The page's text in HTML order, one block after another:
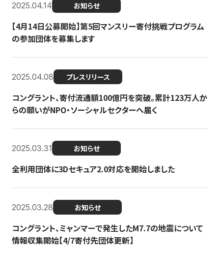
2025.04.14 お知らせ
【4月14日公募開始】第5回マンスリー寄付挑戦プログラム
の参加団体を募集します
2025.04.08 プレスリリース
コングラント、寄付流通額100億円を突破。累計123万人か
らの願いがNPO・ソーシャルセクターへ届く
2025.03.31 お知らせ
全利用団体に3Dセキュア2.0対応を開始しました
2025.03.28 お知らせ
コングラント、ミャンマーで発生したM7.7の地震について
情報収集開始【4/7寄付先団体更新】